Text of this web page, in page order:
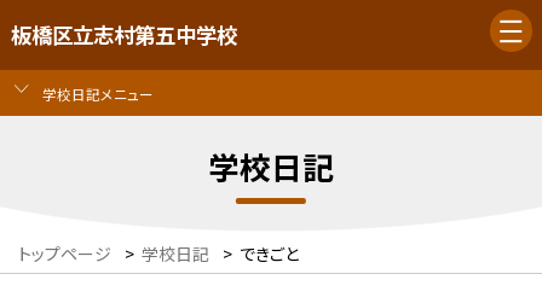
板橋区立志村第五中学校
学校日記メニュー
学校日記
トップページ > 学校日記 > できごと